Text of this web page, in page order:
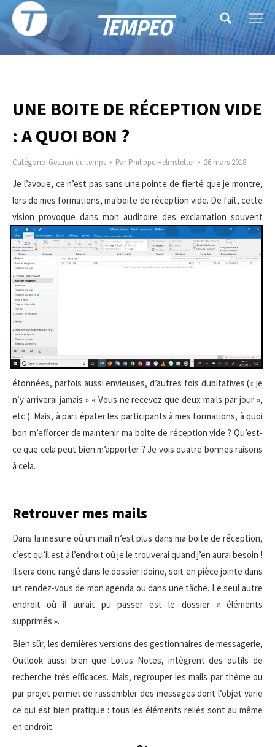
Search:
UNE BOITE DE RÉCEPTION VIDE
: A QUOI BON ?
Catégorie Gestion du temps ParPhilippe Helmstetter 26 mars 2018
Je l’avoue, ce n’est pas sans une pointe de fierté que je montre,
lors de mes formations, ma boite de réception vide. De fait, cette
vision provoque dans mon auditoire des exclamation souvent
étonnées, parfois aussi envieuses, d’autres fois dubitatives (« je
n’y arriverai jamais » « Vous ne recevez que deux mails par jour »,
etc.). Mais, à part épater les participants à mes formations, à quoi
bon m’efforcer de maintenir ma boite de réception vide ? Qu’est-
ce que cela peut bien m’apporter ? Je vois quatre bonnes raisons
à cela.
Retrouver mes mails
Dans la mesure où un mail n’est plus dans ma boite de réception,
c’est qu’il est à l’endroit où je le trouverai quand j’en aurai besoin !
Il sera donc rangé dans le dossier idoine, soit en pièce jointe dans
un rendez-vous de mon agenda ou dans une tâche. Le seul autre
endroit où il aurait pu passer est le dossier « éléments
supprimés ».
Bien sûr, les dernières versions des gestionnaires de messagerie,
Outlook aussi bien que Lotus Notes, intègrent des outils de
recherche très efficaces. Mais, regrouper les mails par thème ou
par projet permet de rassembler des messages dont l’objet varie
ce qui est bien pratique : tous les éléments reliés sont au même
en endroit.